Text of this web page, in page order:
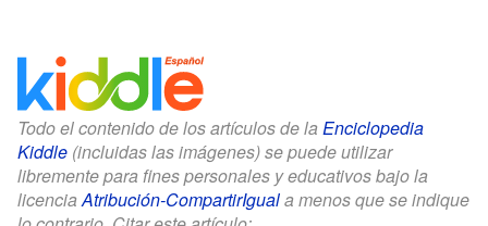
Todo el contenido de los artículos de la Enciclopedia
Kiddle (incluidas las imágenes) se puede utilizar
libremente para fines personales y educativos bajo la
licenciaAtribución-CompartirIguala menos que se indique